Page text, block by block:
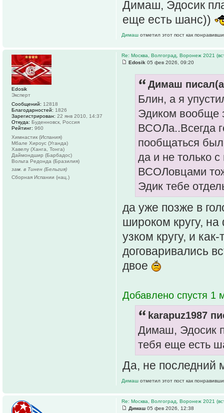
Димаш, Эдосик
еще есть шанс))
Димаш отметил этот пост как
Re: Москва, Волгоград, Воронеж 2021
Edosik 05 фев 2026, 09:20
Димаш
Блин, а я
Эдиком вообще
ВСОЛа..Всегда
пообщаться
да и не только
ВСОЛовцами
Эдик тебе
да уже позже в
широком кругу,
узком кругу, и
договаривались
двое
Добавлено спустя 1
karapuz1987
Димаш, Эдосик
тебя еще есть
Да, не последний
Димаш отметил этот пост как
Edosik
Эксперт
Сообщений: 12818
Благодарностей: 1826
Зарегистрирован: 22 янв 2010, 14:37
Откуда: Буденновск, Россия
Рейтинг: 960
Химнастик (Испания)
Мбале Хироус (Уганда)
Хавелу (Ханга, Тонга)
Даймондшир (Барбадос)
Вольта Редонда (Бразилия)
зам. в Тинен (Бельгия)
Сборная Испании (нац.)
Re: Москва, Волгоград, Воронеж 2021
Димаш 05 фев 2026, 12:38